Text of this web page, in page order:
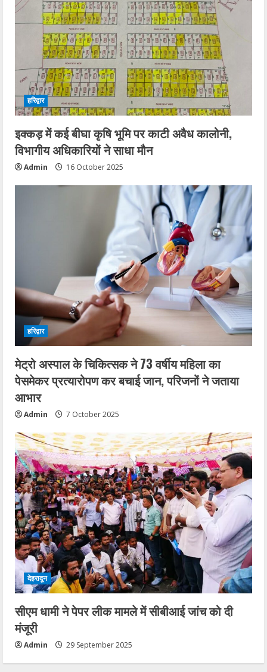
हरिद्वार
इक्कड़ में कई बीघा कृषि भूमि पर काटी अवैध कालोनी,
विभागीय अधिकारियों ने साधा मौन
Admin 16 October 2025
हरिद्वार
मेट्रो अस्पाल के चिकित्सक ने 73 वर्षीय महिला का
पेसमेकर प्रत्यारोपण कर बचाई जान, परिजनों ने जताया
आभार
Admin 7 October 2025
देहरादून
सीएम धामी ने पेपर लीक मामले में सीबीआई जांच को दी
मंजूरी
Admin 29 September 2025